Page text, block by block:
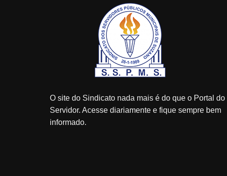
O site do Sindicato nada mais é do que o Portal do
Servidor. Acesse diariamente e fique sempre bem
informado.